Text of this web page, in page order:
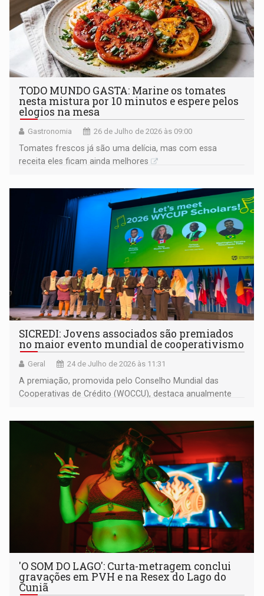
TODO MUNDO GASTA: Marine os tomates
nesta mistura por 10 minutos e espere pelos
elogios na mesa
Gastronomia 26 de Julho de 2026 às 09:00
Tomates frescos já são uma delícia, mas com essa
receita eles ficam ainda melhores
SICREDI: Jovens associados são premiados
no maior evento mundial de cooperativismo
Geral 24 de Julho de 2026 às 11:31
A premiação, promovida pelo Conselho Mundial das
Cooperativas de Crédito (WOCCU), destaca anualmente
'O SOM DO LAGO': Curta-metragem conclui
gravações em PVH e na Resex do Lago do
Cuniã